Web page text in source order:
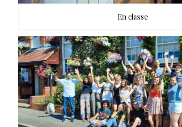
En classe